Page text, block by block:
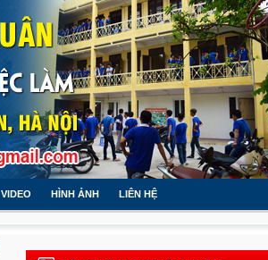
VIDEO HÌNH ẢNH LIÊN HỆ